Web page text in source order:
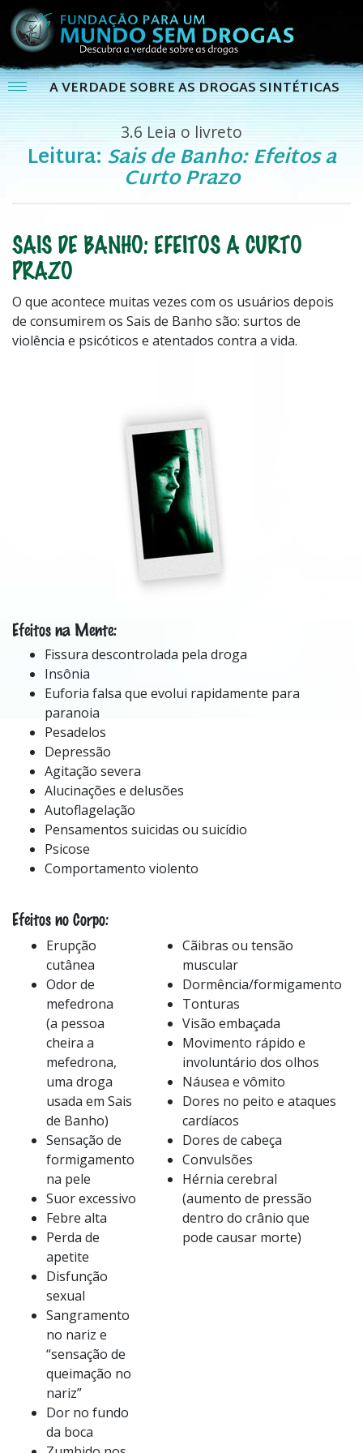
A VERDADE SOBRE AS DROGAS SINTÉTICAS
3.6 Leia o livreto
Leitura: Sais de Banho: Efeitos a
Curto Prazo
SAIS DE BANHO: EFEITOS A CURTO
PRAZO
O que acontece muitas vezes com os usuários depois
de consumirem os Sais de Banho são: surtos de
violência e psicóticos e atentados contra a vida.
Efeitos na Mente:
Fissura descontrolada pela droga
Insônia
Euforia falsa que evolui rapidamente para
paranoia
Pesadelos
Depressão
Agitação severa
Alucinações e delusões
Autoflagelação
Pensamentos suicidas ou suicídio
Psicose
Comportamento violento
Efeitos no Corpo:
Erupção
cutânea
Odor de
mefedrona
(a pessoa
cheira a
mefedrona,
uma droga
usada em Sais
de Banho)
Sensação de
formigamento
na pele
Suor excessivo
Febre alta
Perda de
apetite
Disfunção
sexual
Sangramento
no nariz e
“sensação de
queimação no
nariz”
Dor no fundo
da boca
Cãibras ou tensão
muscular
Dormência/formigamento
Tonturas
Visão embaçada
Movimento rápido e
involuntário dos olhos
Náusea e vômito
Dores no peito e ataques
cardíacos
Dores de cabeça
Convulsões
Hérnia cerebral
(aumento de pressão
dentro do crânio que
pode causar morte)